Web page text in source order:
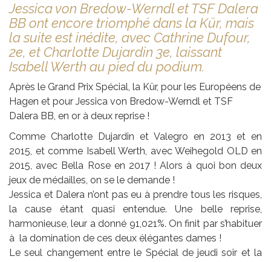
Jessica von Bredow-Werndl et TSF Dalera
BB ont encore triomphé dans la Kür, mais
la suite est inédite, avec Cathrine Dufour,
2e, et Charlotte Dujardin 3e, laissant
Isabell Werth au pied du podium.
Après le Grand Prix Spécial, la Kür, pour les Européens de
Hagen et pour Jessica von Bredow-Werndl et TSF
Dalera BB, en or à deux reprise !
Comme Charlotte Dujardin et Valegro en 2013 et en
2015, et comme Isabell Werth, avec Weihegold OLD en
2015, avec Bella Rose en 2017 ! Alors à quoi bon deux
jeux de médailles, on se le demande !
Jessica et Dalera n’ont pas eu à prendre tous les risques,
la cause étant quasi entendue. Une belle reprise,
harmonieuse, leur a donné 91,021%. On finit par s’habituer
à la domination de ces deux élégantes dames !
Le seul changement entre le Spécial de jeudi soir et la